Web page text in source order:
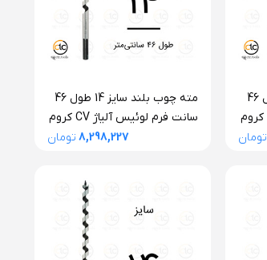
مته چوب بلند سایز 16 طول 46
سانت فرم لوئیس آلیاژ CV کروم
تومان
مته چوب بلند سایز 14 طول 46
سانت فرم لوئیس آلیاژ CV کروم
وانادیوم آلپن اتریش
8,298,227 تومان